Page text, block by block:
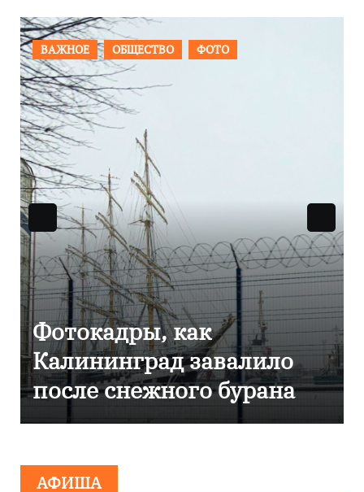
ПРОИСШЕСТВИЯ ФОТО
Фоторепортаж как в
Калининграде
эвакуировали ТЦ из-за
сообщения о
АФИША